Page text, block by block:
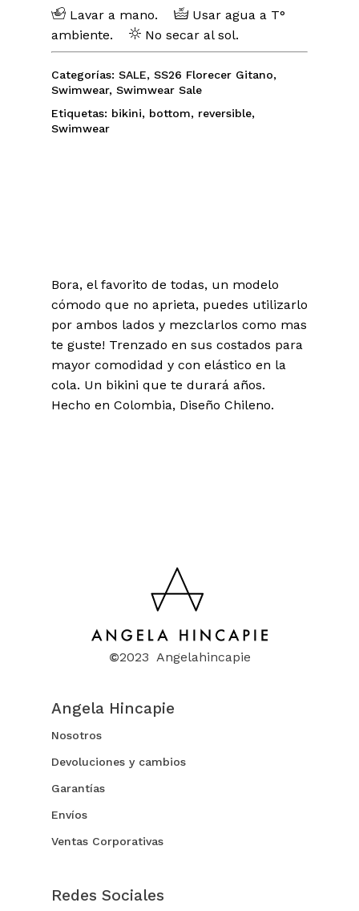
Lavar a mano.
Usar agua a T°
ambiente.
No secar al sol.
Categorías: SALE, SS26 Florecer Gitano,
Swimwear, Swimwear Sale
Etiquetas: bikini, bottom, reversible,
Swimwear
Bora, el favorito de todas, un modelo
cómodo que no aprieta, puedes utilizarlo
por ambos lados y mezclarlos como mas
te guste! Trenzado en sus costados para
mayor comodidad y con elástico en la
cola. Un bikini que te durará años.
Hecho en Colombia, Diseño Chileno.
©2023 Angelahincapie
Angela Hincapie
Nosotros
Devoluciones y cambios
Garantías
Envíos
Ventas Corporativas
Redes Sociales